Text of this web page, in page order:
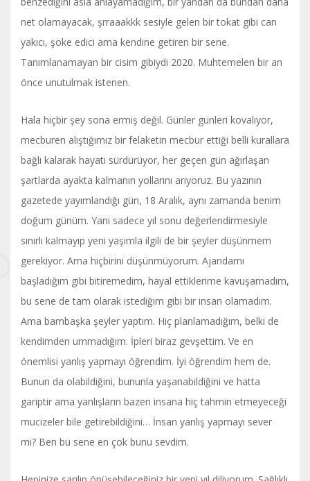
net olamayacak, şrraaakkk sesiyle gelen bir tokat gibi can
yakıcı, şoke edici ama kendine getiren bir sene.
Tanımlanamayan bir cisim gibiydi 2020. Muhtemelen bir an
önce unutulmak istenen.
Hala hiçbir şey sona ermiş değil. Günler günleri kovalıyor,
mecburen alıştığımız bir felaketin mecbur ettiği belli kurallara
bağlı kalarak hayatı sürdürüyor, her geçen gün ağırlaşan
şartlarda ayakta kalmanın yollarını arıyoruz. Bu yazının
gazetede yayımlandığı gün, 18 Aralık, aynı zamanda benim
doğum günüm. Yani sadece yıl sonu değerlendirmesiyle
sınırlı kalmayıp yeni yaşımla ilgili de bir şeyler düşünmem
gerekiyor. Ama hiçbirini düşünmüyorum. Ajandamı
başladığım gibi bitiremedim, hayal ettiklerime kavuşamadım,
bu sene de tam olarak istediğim gibi bir insan olamadım.
Ama bambaşka şeyler yaptım. Hiç planlamadığım, belki de
kendimden ummadığım. İpleri biraz gevşettim. Ve en
önemlisi yanlış yapmayı öğrendim. İyi öğrendim hem de.
Bunun da olabildiğini, bununla yaşanabildiğini ve hatta
gariptir ama yanlışların bazen insana hiç tahmin etmeyeceği
mucizeler bile getirebildiğini… İnsan yanlış yapmayı sever
mi? Ben bu sene en çok bunu sevdim.